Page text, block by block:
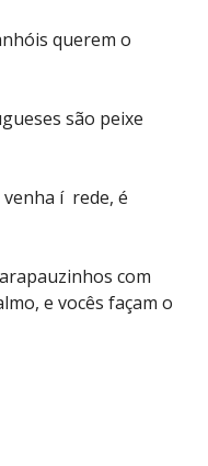
querem o
são peixe
í rede, é
com
e vocês façam o